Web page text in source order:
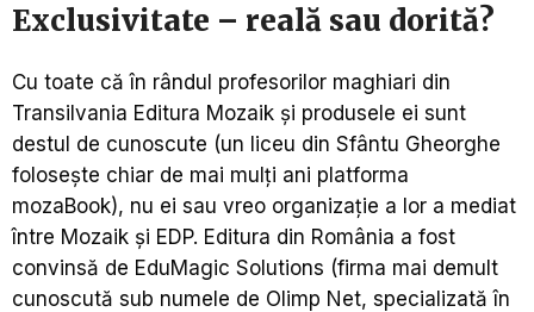
Exclusivitate – reală sau dorită?
Cu toate că în rândul profesorilor maghiari din
Transilvania Editura Mozaik și produsele ei sunt
destul de cunoscute (un liceu din Sfântu Gheorghe
folosește chiar de mai mulți ani platforma
mozaBook), nu ei sau vreo organizație a lor a mediat
între Mozaik și EDP. Editura din România a fost
convinsă de EduMagic Solutions (firma mai demult
cunoscută sub numele de Olimp Net, specializată în